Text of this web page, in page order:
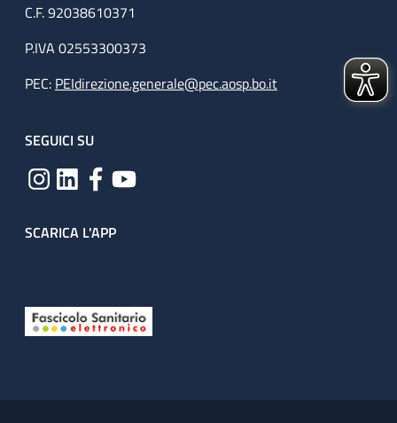
C.F. 92038610371
P.IVA 02553300373
PEC: PEIdirezione.generale@pec.aosp.bo.it
SEGUICI SU
SCARICA L'APP